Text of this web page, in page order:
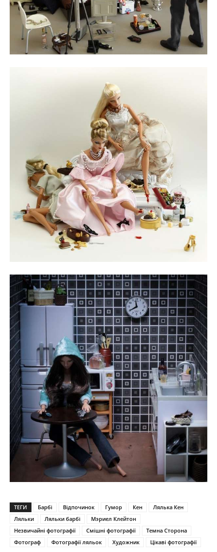
ТЕГИ Барбі Відпочинок Гумор Кен
Лялька Кен
Ляльки
Ляльки барбі
Мэриел Клейтон
Незвичайні фотографії
Смішні фотографії
Темна Сторона
Фотограф
Фотографії ляльок Художник Цікаві фотографії